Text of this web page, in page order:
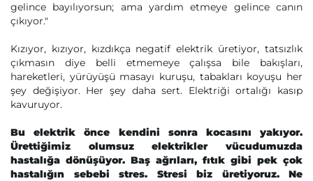
gelince bayılıyorsun; ama yardım etmeye gelince canın
çıkıyor."
Kızıyor, kızıyor, kızdıkça negatif elektrik üretiyor, tatsızlık
çıkmasın diye belli etmemeye çalışsa bile bakışları,
hareketleri, yürüyüşü masayı kuruşu, tabakları koyuşu her
şey değişiyor. Her şey daha sert. Elektriği ortalığı kasıp
kavuruyor.
Bu elektrik önce kendini sonra kocasını yakıyor.
Ürettiğimiz olumsuz elektrikler vücudumuzda
hastalığa dönüşüyor. Baş ağrıları, fıtık gibi pek çok
hastalığın sebebi stres. Stresi biz üretiyoruz. Ne